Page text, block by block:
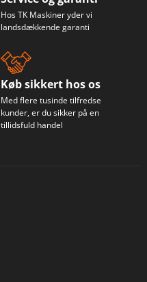
Hos TK Maskiner yder vi
landsdækkende garanti
Køb sikkert hos os
Med flere tusinde tilfredse
kunder, er du sikker på en
tillidsfuld handel